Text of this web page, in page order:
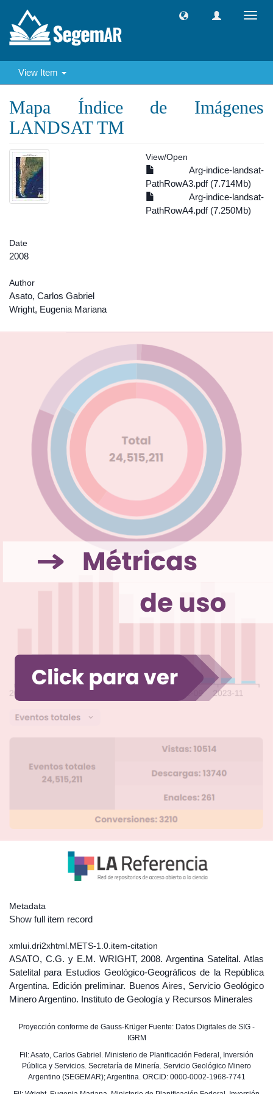
View Item
Mapa Índice de Imágenes
LANDSAT TM
View/Open
Arg-indice-landsat-
PathRowA3.pdf (7.714Mb)
Arg-indice-landsat-
PathRowA4.pdf (7.250Mb)
Date
2008
Author
Asato, Carlos Gabriel
Wright, Eugenia Mariana
Metadata
Show full item record
xmlui.dri2xhtml.METS-1.0.item-citation
ASATO, C.G. y E.M. WRIGHT, 2008. Argentina Satelital. Atlas
Satelital para Estudios Geológico-Geográficos de la República
Argentina. Edición preliminar. Buenos Aires, Servicio Geológico
Minero Argentino. Instituto de Geología y Recursos Minerales
Proyección conforme de Gauss-Krüger Fuente: Datos Digitales de SIG -
IGRM
Fil: Asato, Carlos Gabriel. Ministerio de Planificación Federal, Inversión
Pública y Servicios. Secretaría de Minería. Servicio Geológico Minero
Argentino (SEGEMAR); Argentina. ORCID: 0000-0002-1968-7741